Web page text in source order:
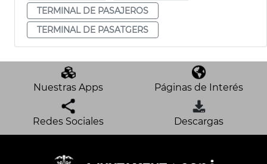
TERMINAL DE PASAJEROS
TERMINAL DE PASATGERS
Nuestras Apps Páginas de Interés
Redes Sociales Descargas